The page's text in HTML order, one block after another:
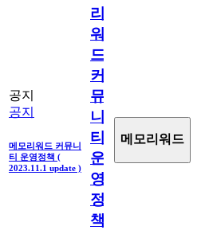
공지
공지
메모리워드 커뮤니
티 운영정책 (
2023.11.1 update )
리
워
드
커
뮤
니
티
운
영
정
책
메모리워드